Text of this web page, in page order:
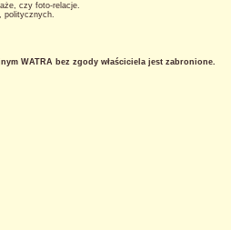
czy foto-relacje.
politycznych.
WATRA bez zgody właściciela jest zabronione.